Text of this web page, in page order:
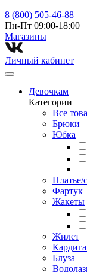
8 (800) 505-46-88
Пн-Пт 09:00-18:00
Магазины⁠
Личный кабинет
Девочкам
Категории
Все
Брюки
Юбка
Платье/
Фартук
Жакеты
Жилет
Блуза